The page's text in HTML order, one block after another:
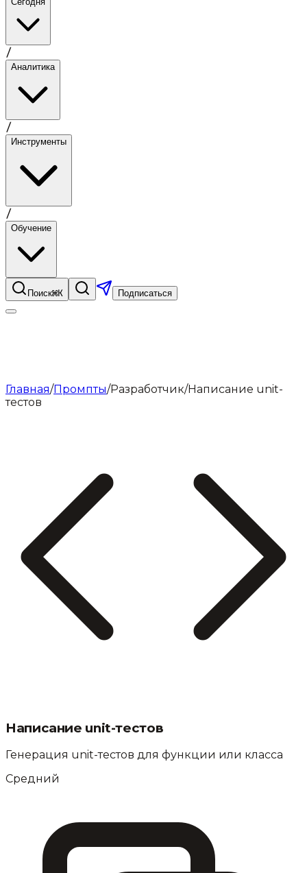
/
Аналитика
/
Инструменты
/
Обучение
Поиск⌘K Подписаться
Главная/Промпты/Разработчик/Написание unit-
тестов
Написание unit-тестов
Генерация unit-тестов для функции или класса
Средний